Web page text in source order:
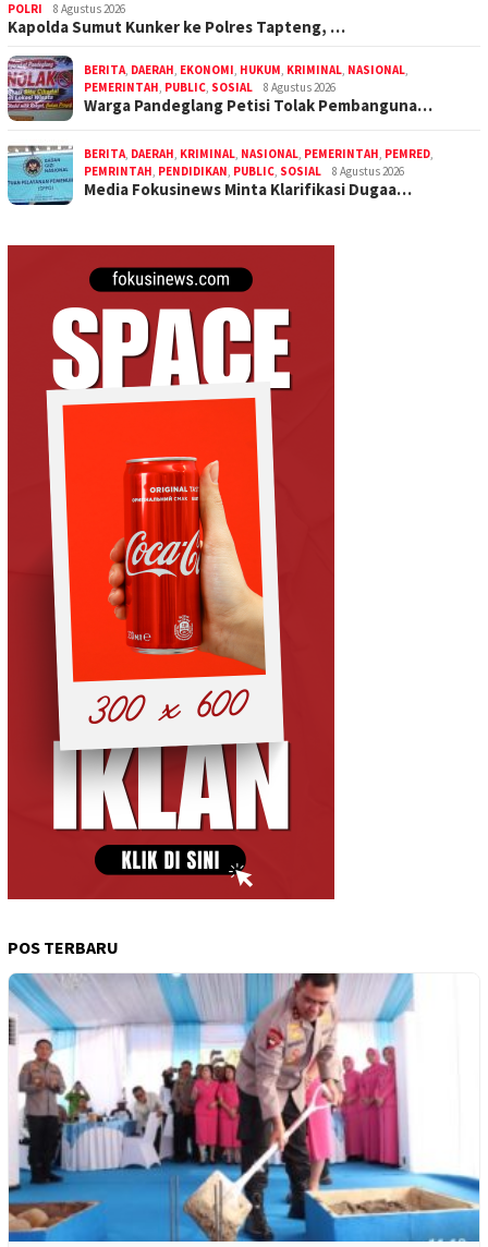
POLRI 8 Agustus 2026
Kapolda Sumut Kunker ke Polres Tapteng, …
BERITA, DAERAH, EKONOMI, HUKUM, KRIMINAL, NASIONAL,
PEMERINTAH, PUBLIC, SOSIAL 8 Agustus 2026
Warga Pandeglang Petisi Tolak Pembanguna…
BERITA, DAERAH, KRIMINAL, NASIONAL, PEMERINTAH, PEMRED,
PEMRINTAH, PENDIDIKAN, PUBLIC, SOSIAL 8 Agustus 2026
Media Fokusinews Minta Klarifikasi Dugaa…
POS TERBARU